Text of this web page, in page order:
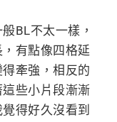
BL不太一樣，
有點像四格延
牽強，相反的
些小片段漸漸
得好久沒看到